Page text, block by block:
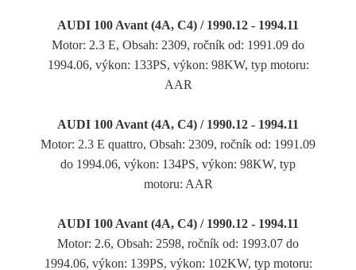
AUDI 100 Avant (4A, C4) / 1990.12 - 1994.11
Motor: 2.3 E, Obsah: 2309, ročník od: 1991.09 do
1994.06, výkon: 133PS, výkon: 98KW, typ motoru:
AAR
AUDI 100 Avant (4A, C4) / 1990.12 - 1994.11
Motor: 2.3 E quattro, Obsah: 2309, ročník od: 1991.09
do 1994.06, výkon: 134PS, výkon: 98KW, typ
motoru: AAR
AUDI 100 Avant (4A, C4) / 1990.12 - 1994.11
Motor: 2.6, Obsah: 2598, ročník od: 1993.07 do
1994.06, výkon: 139PS, výkon: 102KW, typ motoru: